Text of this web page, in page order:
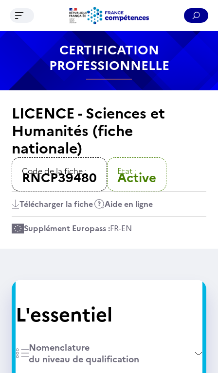
Contenu Recherche Menu Pied de page
Ouvrir le menu de navigation
CERTIFICATION
PROFESSIONNELLE
LICENCE - Sciences et
Humanités (fiche
nationale)
Code de la fiche :
RNCP39480 Etat :
Active
Télécharger la fiche Aide en ligne
Supplément Europass :FR-EN
L'essentiel
Nomenclature
du niveau de qualification